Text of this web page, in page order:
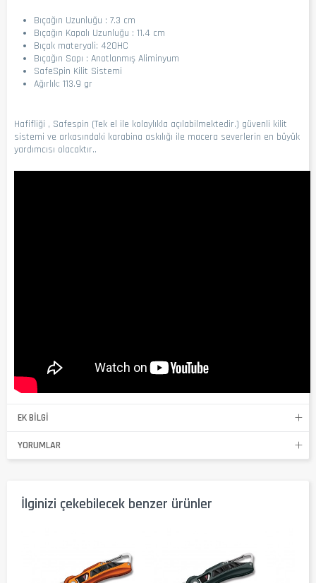
Bıçağın Uzunluğu : 7.3 cm
Bıçağın Kapalı Uzunluğu : 11.4 cm
Bıçak materyali: 420HC
Bıçağın Sapı : Anotlanmış Aliminyum
SafeSpin Kilit Sistemi
Ağırlık: 113.9 gr
Hafifliği , Safespin (Tek el ile kolaylıkla açılabilmektedir.) güvenli kilit
sistemi ve arkasındaki karabina askılığı ile macera severlerin en büyük
yardımcısı olacaktır..
EK BILGI
YORUMLAR
İlginizi çekebilecek benzer ürünler